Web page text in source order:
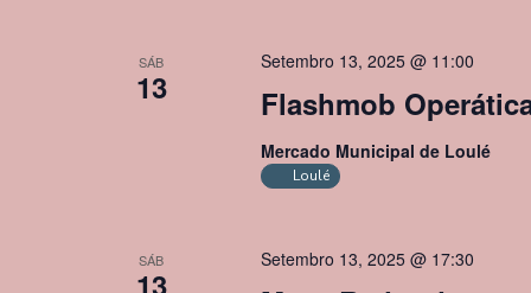
SÁB
13 Flashmob
Setembro 13, 2025 @ 11:00
Mercado Municipal de Loulé
Loulé
SÁB
13
Setembro 13, 2025 @ 17:30